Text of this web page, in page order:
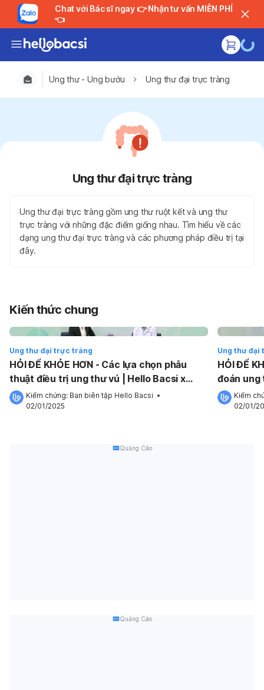
Chat với Bác sĩ ngay 👉 Nhận tư vấn MIỄN PHÍ
👈
Ung thư - Ung bướu Ung thư đại trực tràng
Ung thư đại trực tràng
Ung thư đại trực tràng gồm ung thư ruột kết và ung thư
trực tràng với những đặc điểm giống nhau. Tìm hiểu về các
dạng ung thư đại trực tràng và các phương pháp điều trị tại
đây.
Kiến thức chung
Ung thư đại trực tràng
HỎI ĐỂ KHỎE HƠN - Các lựa chọn phẫu
thuật điều trị ung thư vú | Hello Bacsi x
SANOFIKiểm chứng: Ban biên tập Hello Bacsi •
02/01/2025
Ung thư
HỎI ĐỂ
đoán ung
SANOFI
Kiểm
02/01/
Quảng Cáo
Quảng Cáo